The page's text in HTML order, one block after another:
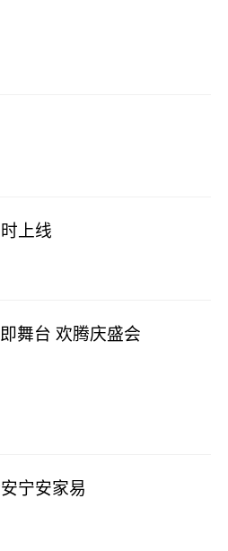
上线
舞台 欢腾庆盛会
宁安家易